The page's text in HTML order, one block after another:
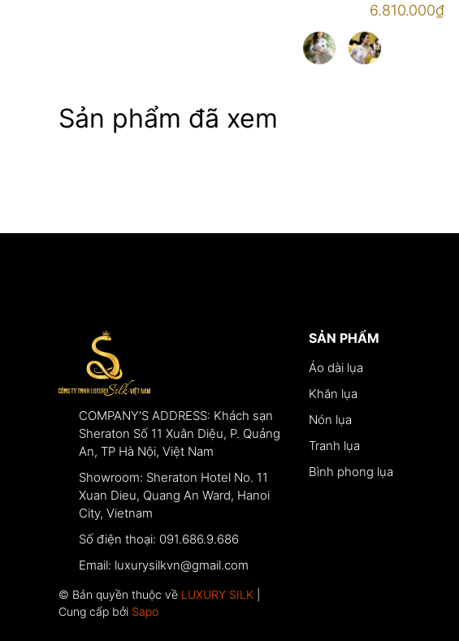
6.810.000₫
Sản phẩm đã xem
COMPANY'S ADDRESS: Khách sạn
Sheraton Số 11 Xuân Diệu, P. Quảng
An, TP Hà Nội, Việt Nam
Showroom: Sheraton Hotel No. 11
Xuan Dieu, Quang An Ward, Hanoi
City, Vietnam
Số điện thoại: 091.686.9.686
Email: luxurysilkvn@gmail.com
© Bản quyền thuộc về LUXURY SILK
Cung cấp bởi Sapo
SẢN PHẨM
Áo dài lụa
Khăn lụa
Nón lụa
Tranh lụa
Bình phong lụa